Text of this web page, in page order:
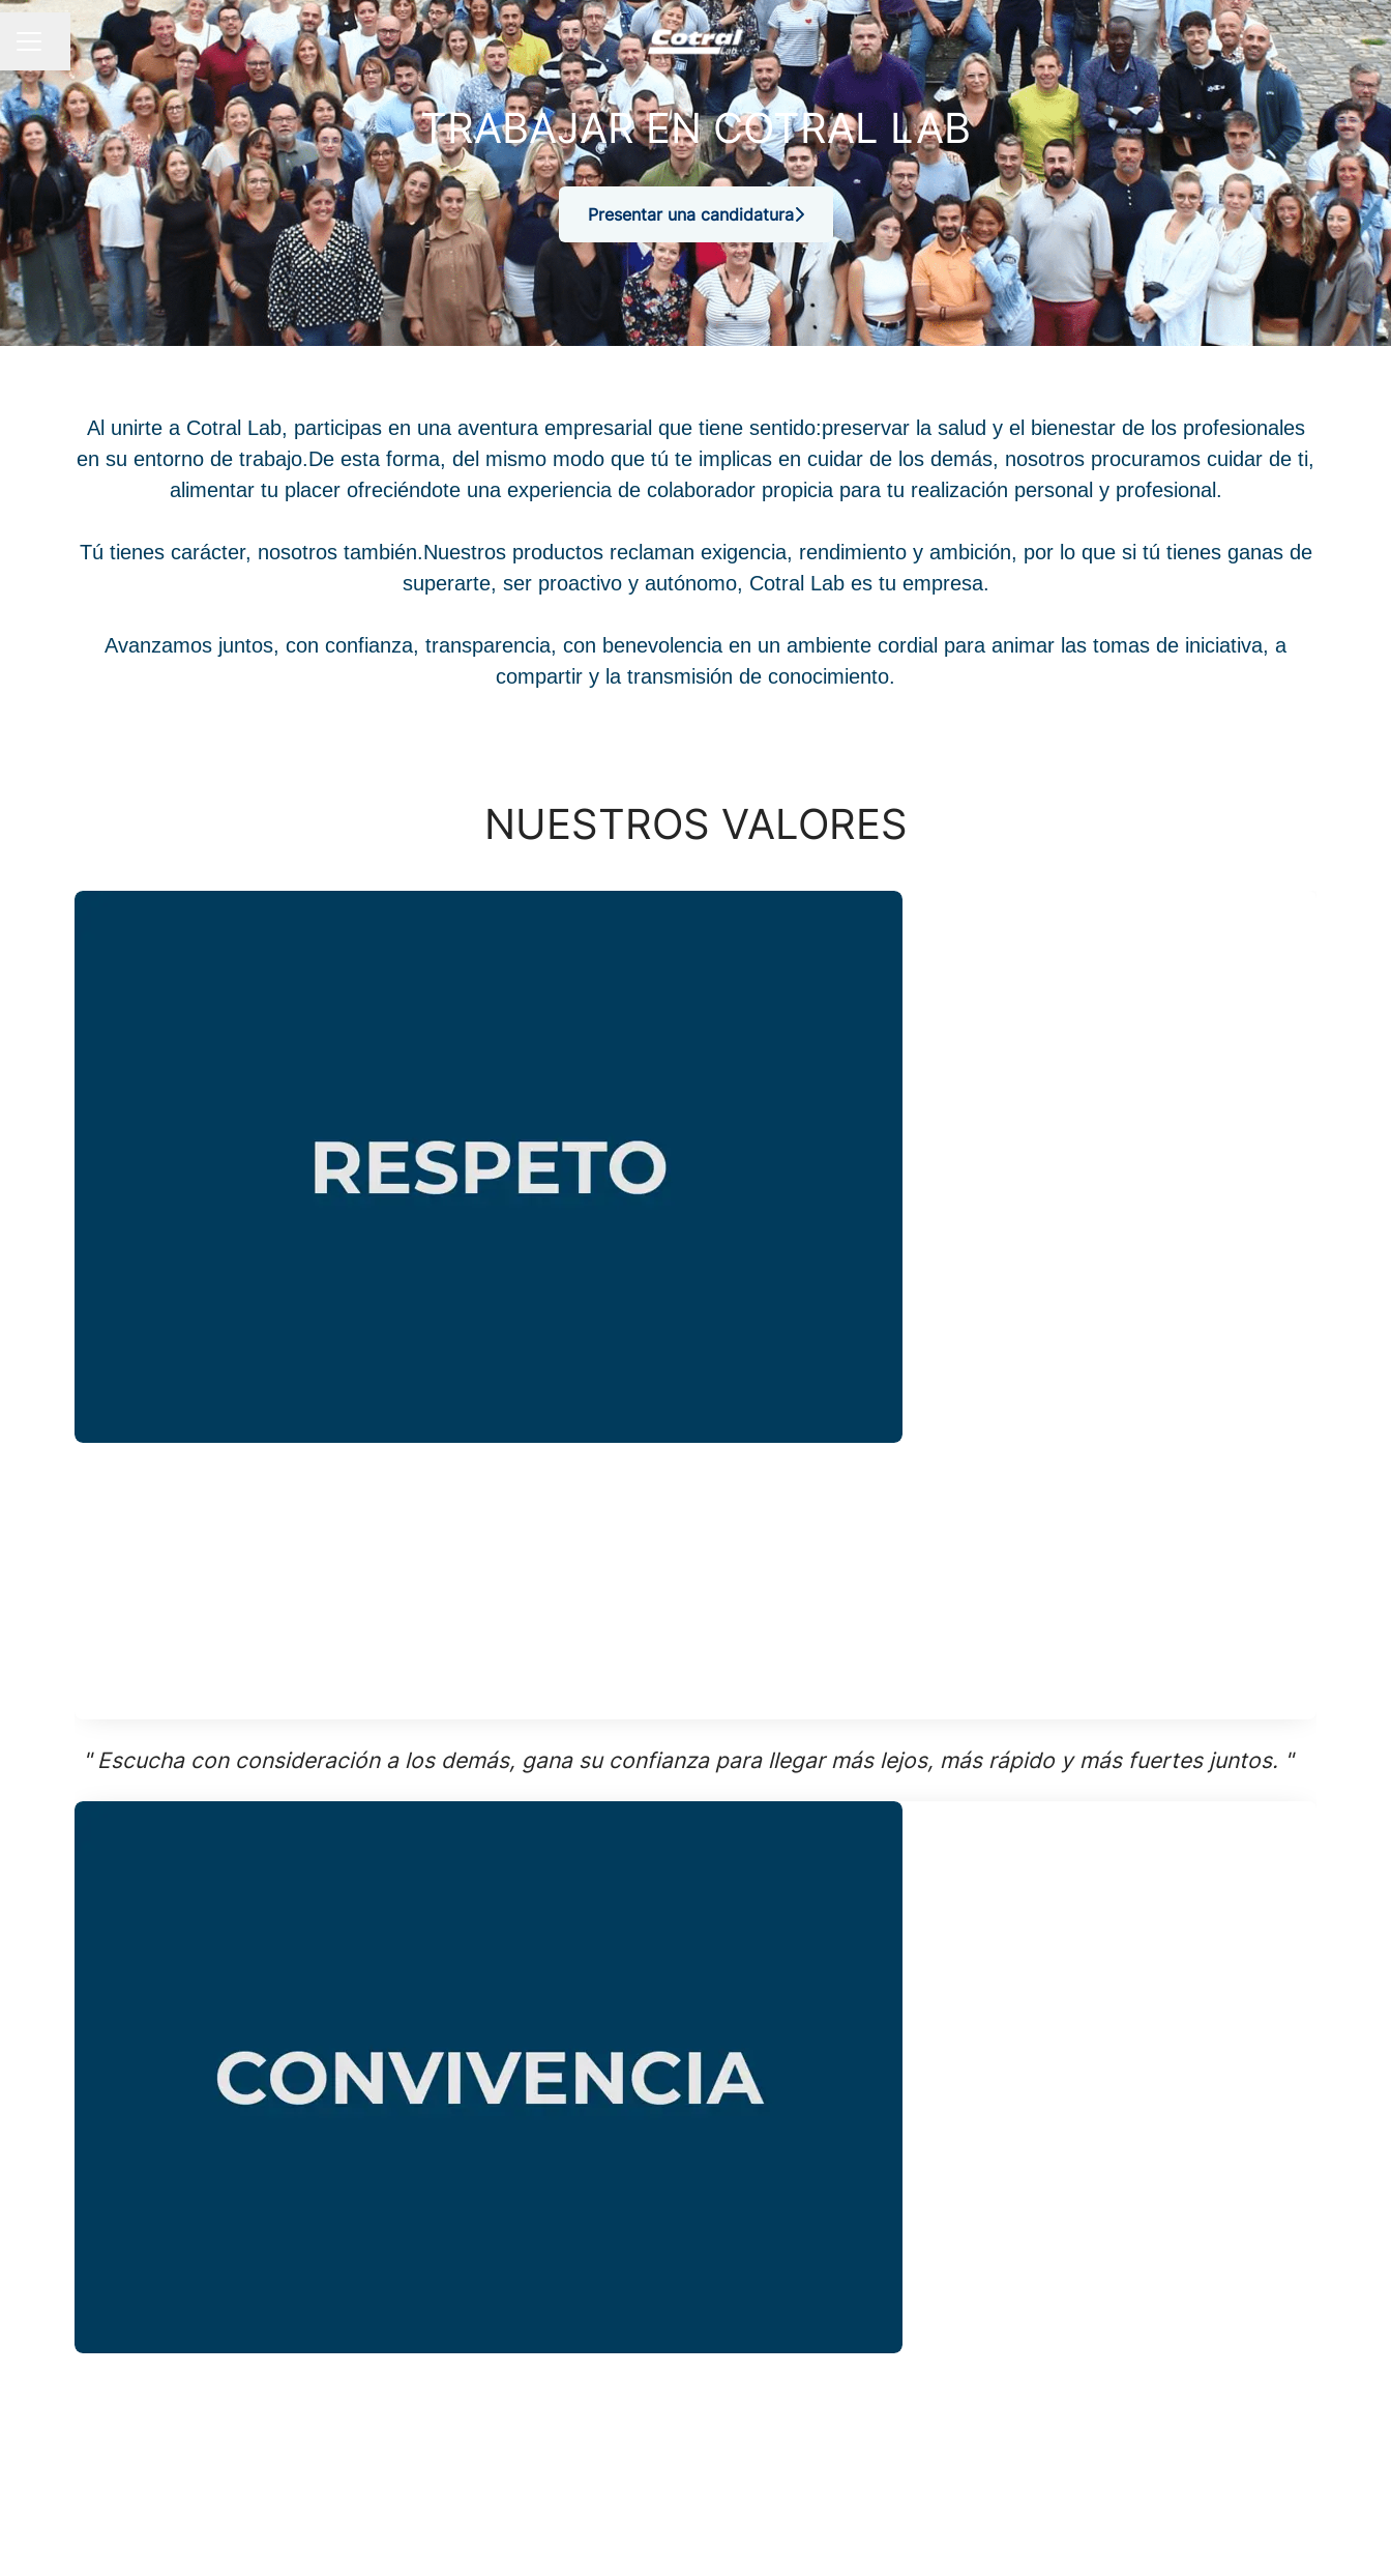
MENÚ DE EMPLEO
Compartir página
TRABAJAR EN COTRAL LAB
Presentar una candidatura
Al unirte a Cotral Lab, participas en una aventura empresarial que tiene sentido:preservar la salud y el bienestar de los profesionales
en su entorno de trabajo.De esta forma, del mismo modo que tú te implicas en cuidar de los demás, nosotros procuramos cuidar de ti,
alimentar tu placer ofreciéndote una experiencia de colaborador propicia para tu realización personal y profesional.
Tú tienes carácter, nosotros también.Nuestros productos reclaman exigencia, rendimiento y ambición, por lo que si tú tienes ganas de
superarte, ser proactivo y autónomo, Cotral Lab es tu empresa.
Avanzamos juntos, con confianza, transparencia, con benevolencia en un ambiente cordial para animar las tomas de iniciativa, a
compartir y la transmisión de conocimiento.
NUESTROS VALORES
" Escucha con consideración a los demás, gana su confianza para llegar más lejos, más rápido y más fuertes juntos. "